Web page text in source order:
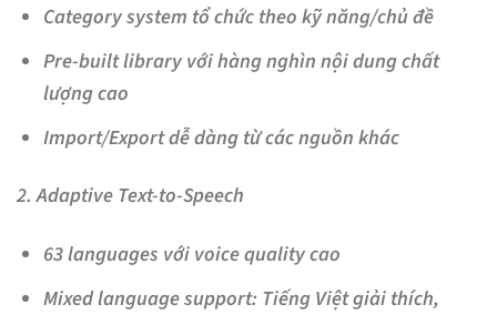
Category system tổ chức theo kỹ năng/chủ đề
Pre-built libraryvới hàng nghìn nội dung chất
lượng cao
Import/Exportdễ dàng từ các nguồn khác
2. Adaptive Text-to-Speech
63 languages với voice quality cao
Mixed language support: Tiếng Việt giải thích,